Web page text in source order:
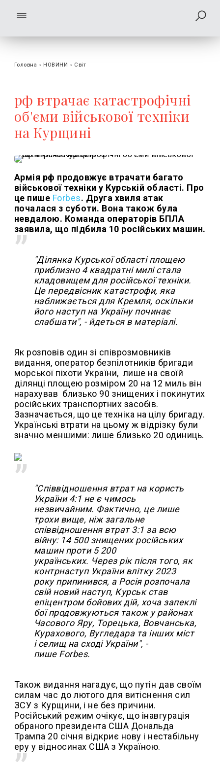
Головна › НОВИНИ › Світ
рф втрачає катастрофічні
об'єми військової техніки
на Курщині
Армія рф продовжує втрачати багато
військової техніки у Курській області. Про
це пише Forbes. Друга хвиля атак
почалася з суботи. Вона також була
невдалою. Команда операторів БПЛА
заявила, що підбила 10 російських машин.
"Ділянка Курської області площею
приблизно 4 квадратні милі стала
кладовищем для російської техніки.
Це передвісник катастрофи, яка
наближається для Кремля, оскільки
його наступ на Україну починає
слабшати", - йдеться в матеріалі.
Як розповів один зі співрозмовників
видання, оператор безпілотників бригади
морської піхоти України, лише на своїй
ділянці площею розміром 20 на 12 миль він
нарахував близько 90 знищених і покинутих
російських транспортних засобів.
Зазначається, що це техніка на цілу бригаду.
Українські втрати на цьому ж відрізку були
значно меншими: лише близько 20 одиниць.
"Співвідношення втрат на користь
України 4:1 не є чимось
незвичайним. Фактично, це лише
трохи вище, ніж загальне
співвідношення втрат 3:1 за всю
війну: 14 500 знищених російських
машин проти 5 200
українських. Через рік після того, як
контрнаступ України влітку 2023
року припинився, а Росія розпочала
свій новий наступ, Курськ став
епіцентром бойових дій, хоча запеклі
бої продовжуються також у районах
Часового Яру, Торецька, Вовчанська,
Курахового, Вугледара та інших міст
і селищ на сході України", -
пише Forbes.
Також видання нагадує, що путін дав своїм
силам час до лютого для витіснення сил
ЗСУ з Курщини, і не без причини.
Російський режим очікує, що інавгурація
обраного президента США Дональда
Трампа 20 січня відкриє нову і нестабільну
еру у відносинах США з Україною.